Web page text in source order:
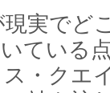
実でど
ている
・クエ